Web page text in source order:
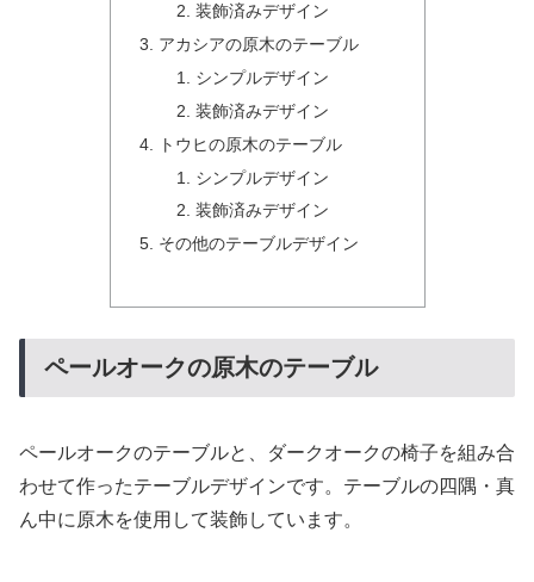
装飾済みデザイン
アカシアの原木のテーブル
シンプルデザイン
装飾済みデザイン
トウヒの原木のテーブル
シンプルデザイン
装飾済みデザイン
その他のテーブルデザイン
ペールオークの原木のテーブル
ペールオークのテーブルと、ダークオークの椅子を組み合
わせて作ったテーブルデザインです。テーブルの四隅・真
ん中に原木を使用して装飾しています。